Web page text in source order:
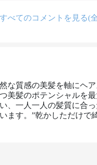
すべてのコメントを見る(
な質感の美髪を軸にヘ
美髪のポテンシャルを
、一人一人の髪質に合
ます。”乾かしただけで